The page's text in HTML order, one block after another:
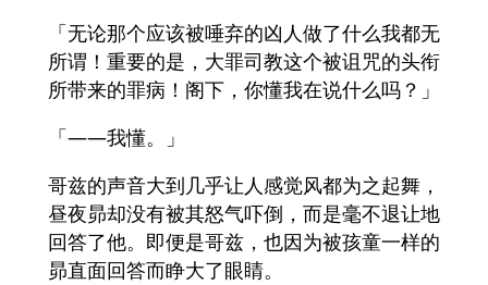
「无论那个应该被唾弃的凶人做了什么我都无
所谓！重要的是，大罪司教这个被诅咒的头衔
所带来的罪病！阁下，你懂我在说什么吗？」
「——我懂。」
哥兹的声音大到几乎让人感觉风都为之起舞，
昼夜昴却没有被其怒气吓倒，而是毫不退让地
回答了他。即便是哥兹，也因为被孩童一样的
昴直面回答而睁大了眼睛。